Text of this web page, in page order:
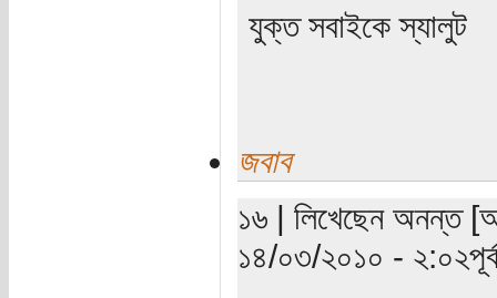
যুক্ত সবাইকে স্যালুট
জবাব
১৬ | লিখেছেন অনন্ত
১৪/০৩/২০১০ -